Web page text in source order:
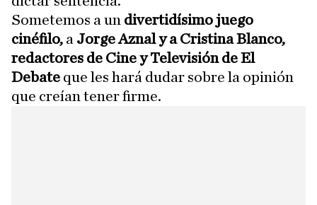
Sometemos a un divertidísimo juego
cinéfilo, a Jorge Aznal y a Cristina Blanco,
redactores de Cine y Televisión de El
Debate que les hará dudar sobre la opinión
que creían tener firme.